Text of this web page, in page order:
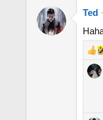
c
t
i
o
s
Ted
R
e
a